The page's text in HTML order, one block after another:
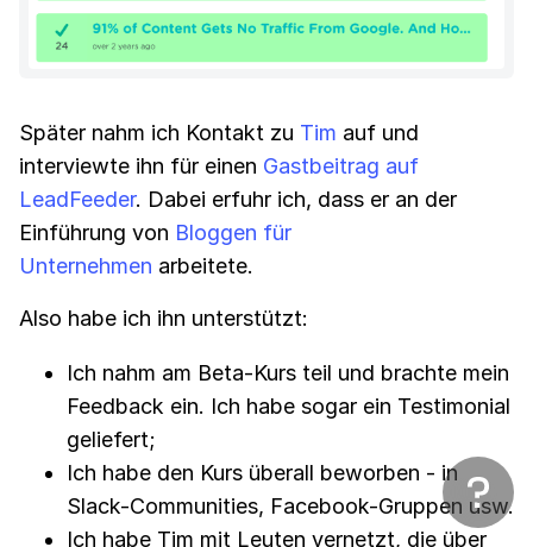
Später nahm ich Kontakt zu Tim auf und
interviewte ihn für einen Gastbeitrag auf
LeadFeeder. Dabei erfuhr ich, dass er an der
Einführung von Bloggen für
Unternehmen arbeitete.
Also habe ich ihn unterstützt:
Ich nahm am Beta-Kurs teil und brachte mein
Feedback ein. Ich habe sogar ein Testimonial
geliefert;
Ich habe den Kurs überall beworben - in
Slack-Communities, Facebook-Gruppen usw.
Ich habe Tim mit Leuten vernetzt, die über